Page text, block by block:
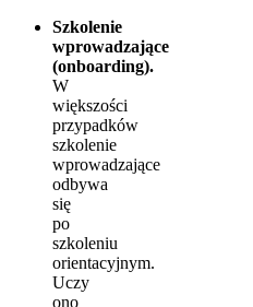
Szkolenie
wprowadzające
(onboarding).
W
większości
przypadków
szkolenie
wprowadzające
odbywa
się
po
szkoleniu
orientacyjnym.
Uczy
ono